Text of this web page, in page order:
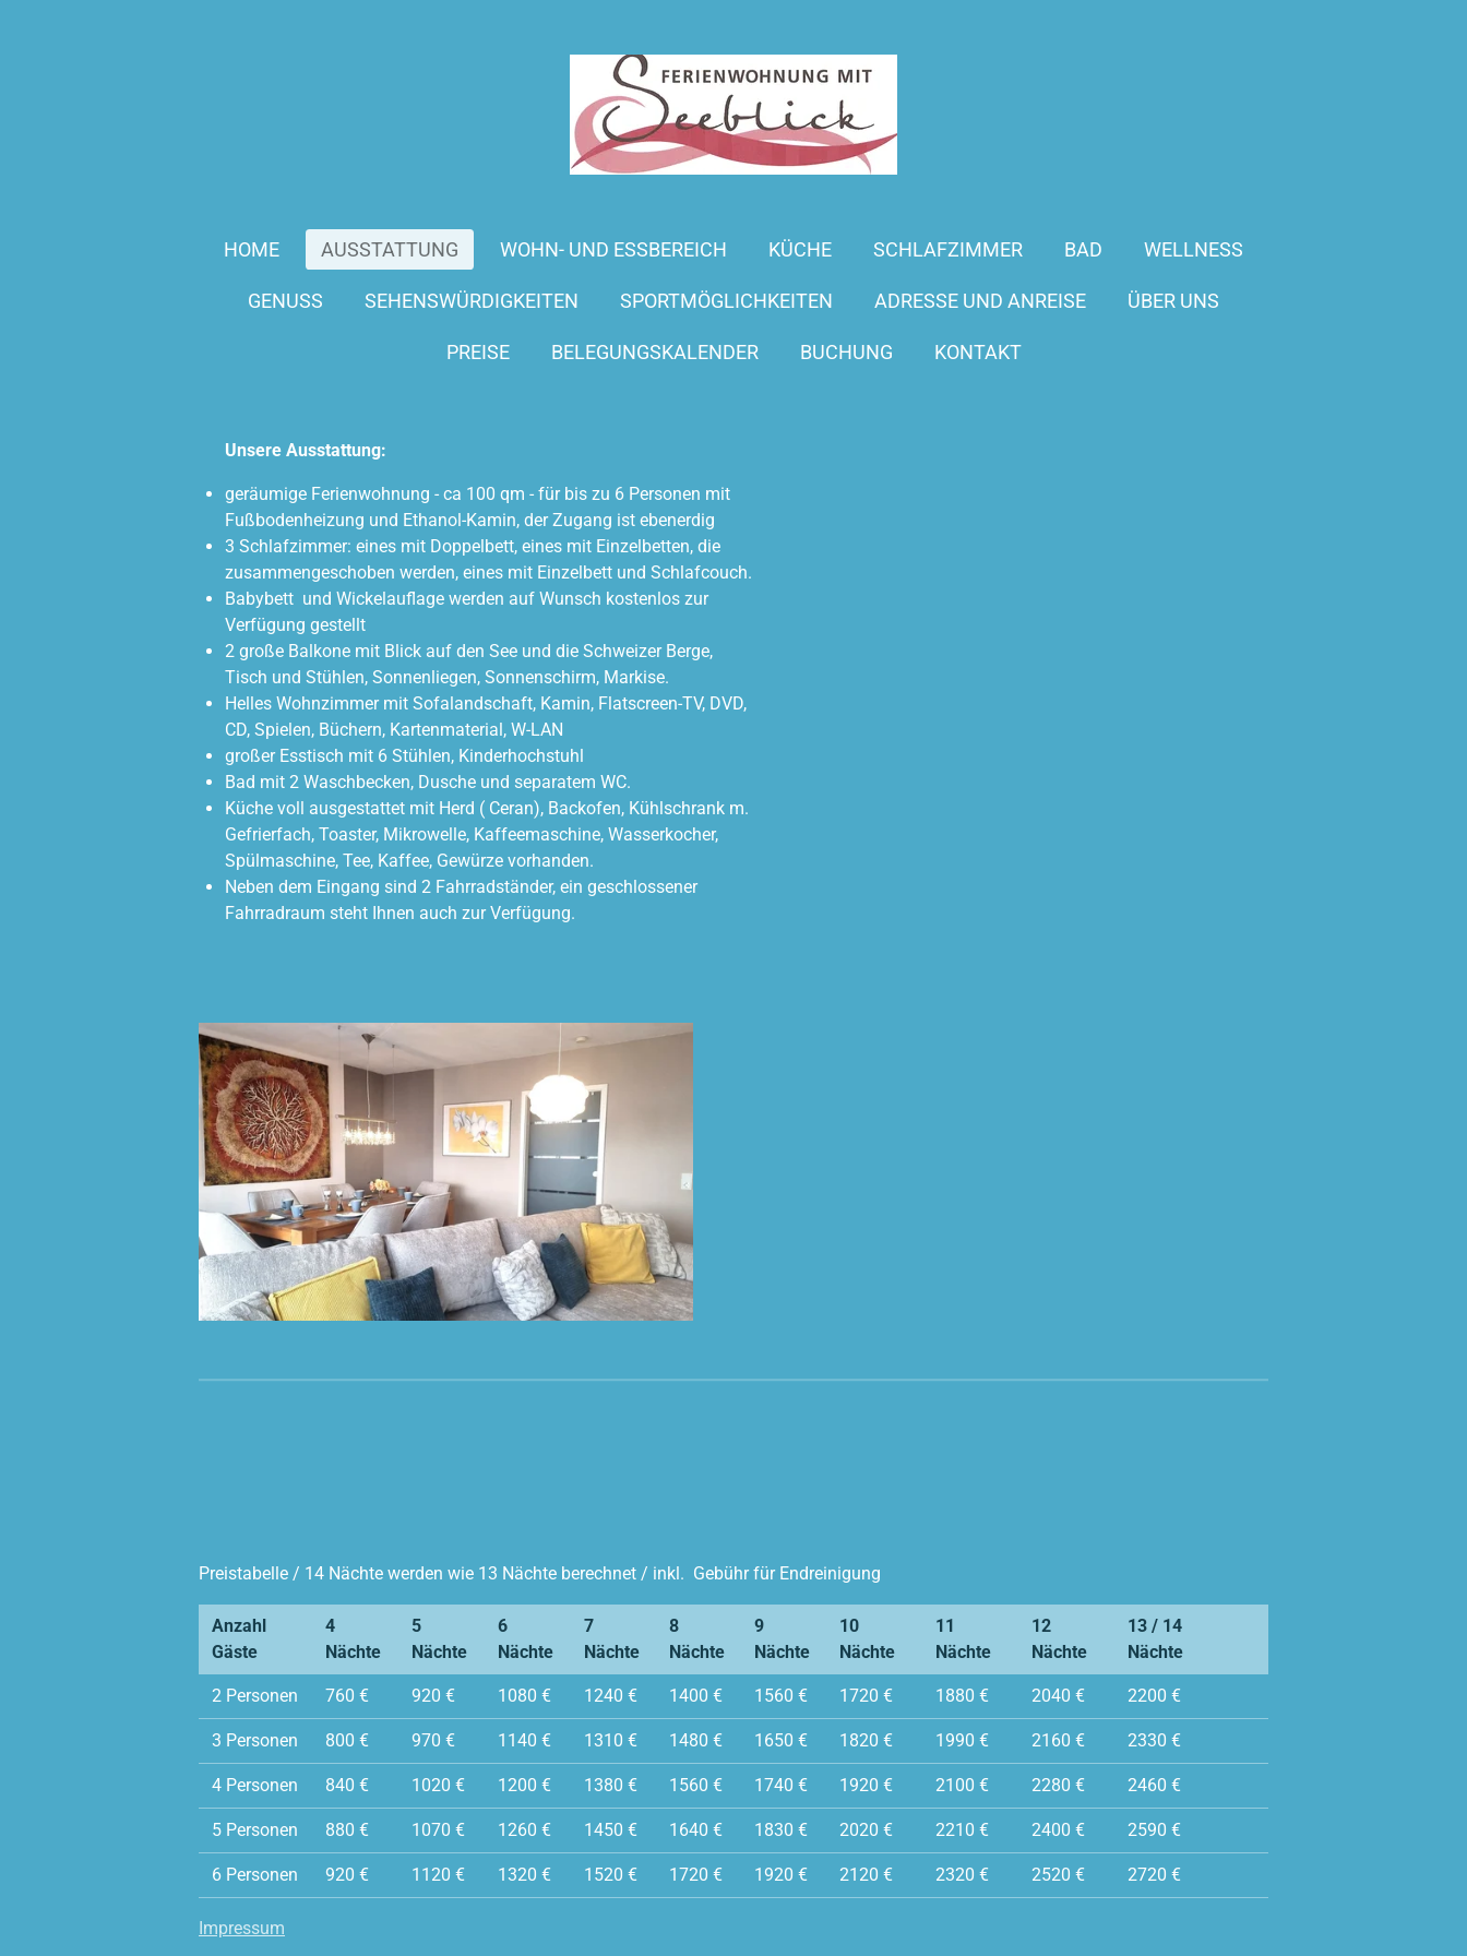
HOME AUSSTATTUNG WOHN- UND ESSBEREICH KÜCHE SCHLAFZIMMER BAD WELLNESS
GENUSS SEHENSWÜRDIGKEITEN SPORTMÖGLICHKEITEN ADRESSE UND ANREISE ÜBER UNS
PREISE BELEGUNGSKALENDER BUCHUNG KONTAKT
Unsere Ausstattung:
geräumige Ferienwohnung - ca 100 qm - für bis zu 6 Personen mit
Fußbodenheizung und Ethanol-Kamin, der Zugang ist ebenerdig
3 Schlafzimmer: eines mit Doppelbett, eines mit Einzelbetten, die
zusammengeschoben werden, eines mit Einzelbett und Schlafcouch.
Babybett und Wickelauflage werden auf Wunsch kostenlos zur
Verfügung gestellt
2 große Balkone mit Blick auf den See und die Schweizer Berge,
Tisch und Stühlen, Sonnenliegen, Sonnenschirm, Markise.
Helles Wohnzimmer mit Sofalandschaft, Kamin, Flatscreen-TV, DVD,
CD, Spielen, Büchern, Kartenmaterial, W-LAN
großer Esstisch mit 6 Stühlen, Kinderhochstuhl
Bad mit 2 Waschbecken, Dusche und separatem WC.
Küche voll ausgestattet mit Herd ( Ceran), Backofen, Kühlschrank m.
Gefrierfach, Toaster, Mikrowelle, Kaffeemaschine, Wasserkocher,
Spülmaschine, Tee, Kaffee, Gewürze vorhanden.
Neben dem Eingang sind 2 Fahrradständer, ein geschlossener
Fahrradraum steht Ihnen auch zur Verfügung.
Preistabelle / 14 Nächte werden wie 13 Nächte berechnet / inkl. Gebühr für Endreinigung
Anzahl
Gäste
4
Nächte
5
Nächte
6
Nächte
7
Nächte
8
Nächte
9
Nächte
10
Nächte
11
Nächte
12
Nächte
13 / 14
Nächte
2 Personen 760 € 920 € 1080 € 1240 € 1400 € 1560 € 1720 € 1880 € 2040 € 2200 €
3 Personen 800 € 970 € 1140 € 1310 € 1480 € 1650 € 1820 € 1990 € 2160 € 2330 €
4 Personen 840 € 1020 € 1200 € 1380 € 1560 € 1740 € 1920 € 2100 € 2280 € 2460 €
5 Personen 880 € 1070 € 1260 € 1450 € 1640 € 1830 € 2020 € 2210 € 2400 € 2590 €
6 Personen 920 € 1120 € 1320 € 1520 € 1720 € 1920 € 2120 € 2320 € 2520 € 2720 €
Impressum